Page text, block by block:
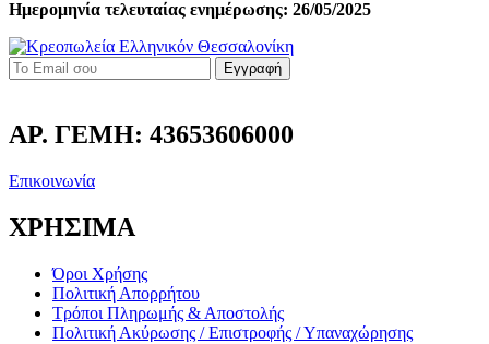
Ημερομηνία τελευταίας ενημέρωσης: 26/05/2025
Εγγραφή
ΑΡ. ΓΕΜΗ: 43653606000
Επικοινωνία
ΧΡΗΣΙΜΑ
Όροι Χρήσης
Πολιτική Απορρήτου
Τρόποι Πληρωμής & Αποστολής
Πολιτική Ακύρωσης / Επιστροφής / Υπαναχώρησης